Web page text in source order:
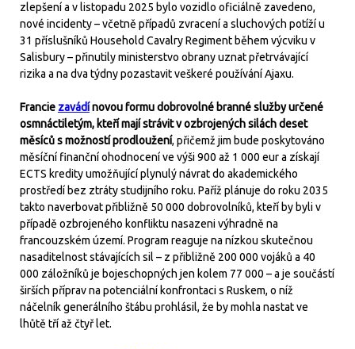
zlepšení a v listopadu 2025 bylo vozidlo oficiálně zavedeno,
nové incidenty – včetně případů zvracení a sluchových potíží u
31 příslušníků Household Cavalry Regiment během výcviku v
Salisbury – přinutily ministerstvo obrany uznat přetrvávající
rizika a na dva týdny pozastavit veškeré používání Ajaxu.
Francie zavádínovou formu dobrovolné branné služby určené
osmnáctiletým, kteří mají strávit v ozbrojených silách deset
měsíců s možností prodloužení, přičemž jim bude poskytováno
měsíční finanční ohodnocení ve výši 900 až 1 000 eur a získají
ECTS kredity umožňující plynulý návrat do akademického
prostředí bez ztráty studijního roku. Paříž plánuje do roku 2035
takto naverbovat přibližně 50 000 dobrovolníků, kteří by byli v
případě ozbrojeného konfliktu nasazeni výhradně na
francouzském území. Program reaguje na nízkou skutečnou
nasaditelnost stávajících sil – z přibližně 200 000 vojáků a 40
000 záložníků je bojeschopných jen kolem 77 000 – a je součástí
širších příprav na potenciální konfrontaci s Ruskem, o níž
náčelník generálního štábu prohlásil, že by mohla nastat ve
lhůtě tří až čtyř let.